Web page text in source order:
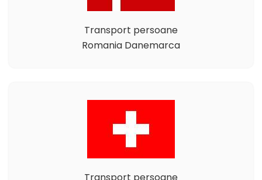
Transport persoane
Romania Danemarca
Transport persoane